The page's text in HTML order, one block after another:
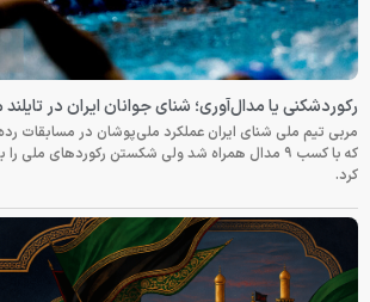
رکوردشکنی یا مدال‌آوری؛ شنای جوانان ایران در
مربی تیم ملی شنای ایران عملکرد ملی‌پوشان در مسابقات
که با کسب ۹ مدال همراه شد ولی شکستن رکوردهای ملی
کرد.